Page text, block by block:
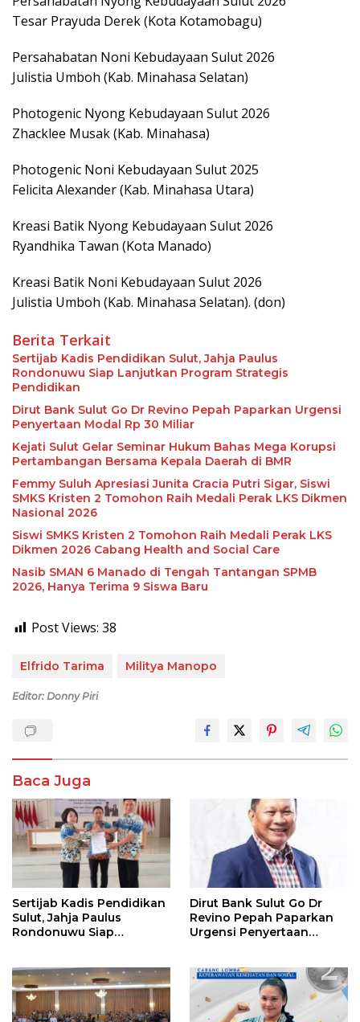
Tesar Prayuda Derek (Kota Kotamobagu)
Persahabatan Noni Kebudayaan Sulut 2026
Julistia Umboh (Kab. Minahasa Selatan)
Photogenic Nyong Kebudayaan Sulut 2026
Zhacklee Musak (Kab. Minahasa)
Photogenic Noni Kebudayaan Sulut 2025
Felicita Alexander (Kab. Minahasa Utara)
Kreasi Batik Nyong Kebudayaan Sulut 2026
Ryandhika Tawan (Kota Manado)
Kreasi Batik Noni Kebudayaan Sulut 2026
Julistia Umboh (Kab. Minahasa Selatan). (don)
Berita Terkait
Sertijab Kadis Pendidikan Sulut, Jahja Paulus
Rondonuwu Siap Lanjutkan Program Strategis
Pendidikan
Dirut Bank Sulut Go Dr Revino Pepah Paparkan Urgensi
Penyertaan Modal Rp 30 Miliar
Kejati Sulut Gelar Seminar Hukum Bahas Mega Korupsi
Pertambangan Bersama Kepala Daerah di BMR
Femmy Suluh Apresiasi Junita Cracia Putri Sigar, Siswi
SMKS Kristen 2 Tomohon Raih Medali Perak LKS Dikmen
Nasional 2026
Siswi SMKS Kristen 2 Tomohon Raih Medali Perak LKS
Dikmen 2026 Cabang Health and Social Care
Nasib SMAN 6 Manado di Tengah Tantangan SPMB
2026, Hanya Terima 9 Siswa Baru
Post Views: 38
Elfrido Tarima Militya Manopo
Editor: Donny Piri
Baca Juga
Sertijab Kadis Pendidikan
Sulut, Jahja Paulus
Rondonuwu Siap
Dirut Bank Sulut Go Dr
Revino Pepah Paparkan
Urgensi Penyertaan